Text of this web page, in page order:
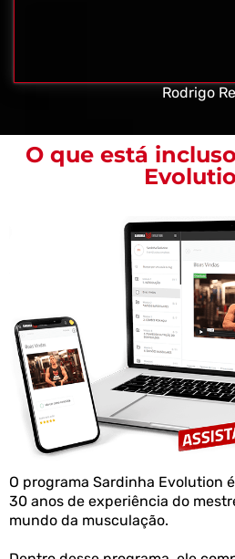
Rodrigo
O que está
O programa Sardinha Evolution
30 anos de experiência do
mundo da musculação.